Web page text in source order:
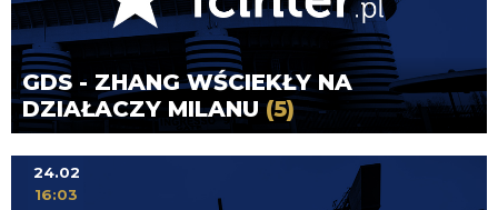
GDS - ZHANG WŚCIEKŁY NA
DZIAŁACZY MILANU (5)
24.02
16:03